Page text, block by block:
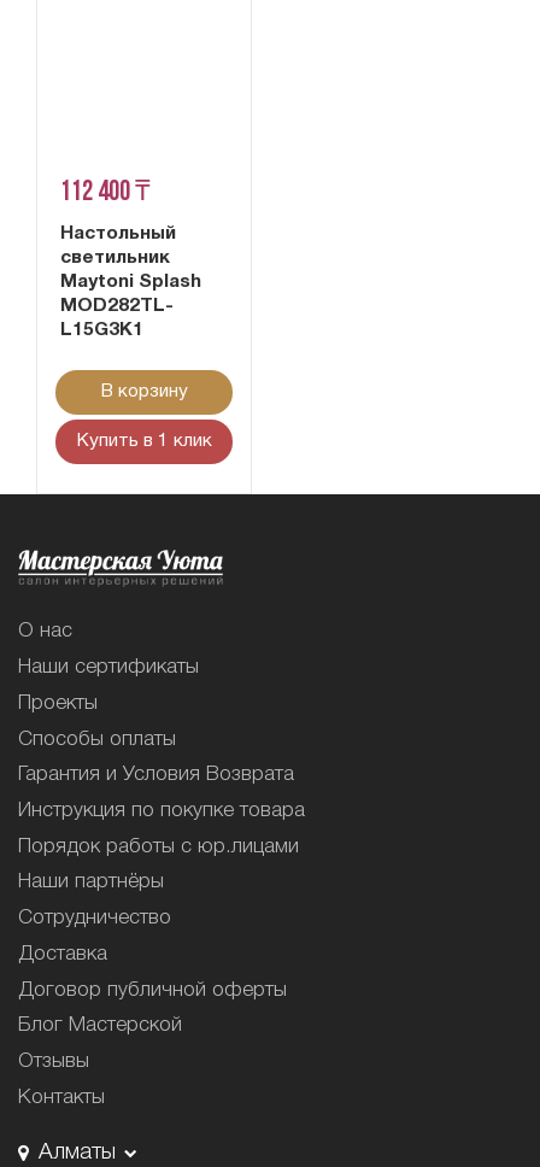
112 400 ₸
Настольный
светильник
Maytoni Splash
MOD282TL-
L15G3K1
В корзину
Купить в 1 клик
О нас
Наши сертификаты
Проекты
Способы оплаты
Гарантия и Условия Возврата
Инструкция по покупке товара
Порядок работы с юр.лицами
Наши партнёры
Сотрудничество
Доставка
Договор публичной оферты
Блог Мастерской
Отзывы
Контакты
Алматы